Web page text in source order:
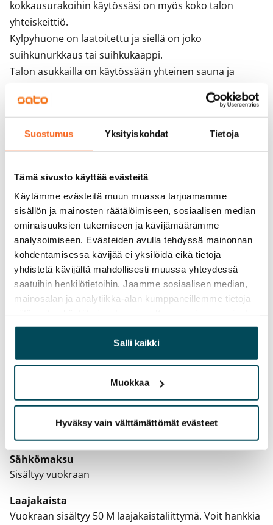
Suostumus Yksityiskohdat Tietoja
Tämä sivusto käyttää evästeitä
Käytämme evästeitä muun muassa tarjoamamme
sisällön ja mainosten räätälöimiseen, sosiaalisen median
ominaisuuksien tukemiseen ja kävijämäärämme
analysoimiseen. Evästeiden avulla tehdyssä mainonnan
kohdentamisessa kävijää ei yksilöidä eikä tietoja
yhdistetä kävijältä mahdollisesti muussa yhteydessä
saatuihin henkilötietoihin. Jaamme sosiaalisen median,
mainosalan ja analytiikka-alan kumppaneillemme tietoja
yhdistää näitä tietoja muihin tietoihin, joita olet antanut
heille tai joita on kerätty, kun olet käyttänyt heidän
palvelujaan.
Salli kaikki
Muokkaa
Hyväksy vain välttämättömät evästeet
kokkausurakoihin käytössäsi on myös koko talon
yhteiskeittiö.
Kylpyhuone on laatoitettu ja siellä on joko
suihkunurkkaus tai suihkukaappi.
Talon asukkailla on käytössään yhteinen sauna ja
Tarvitsetko menopelillesi parkkipaikkaa? Vuokraamme
sekä sähkötolpallisia että -tolpattomia ja katettuja
parkkipaikkoja. Varaa omasi vuokrasopimuksen teon
yhteydessä!
Sopimus ja maksut
Vapautuminen
Vuokrattu
Varallisuusrajat
Ei
0 €, (yrityksille min. 1 kk vuokra)
Vesimaksu
Sähkömaksu
Sisältyy vuokraan
Laajakaista
Vuokraan sisältyy 50 M laajakaistaliittymä. Voit hankkia